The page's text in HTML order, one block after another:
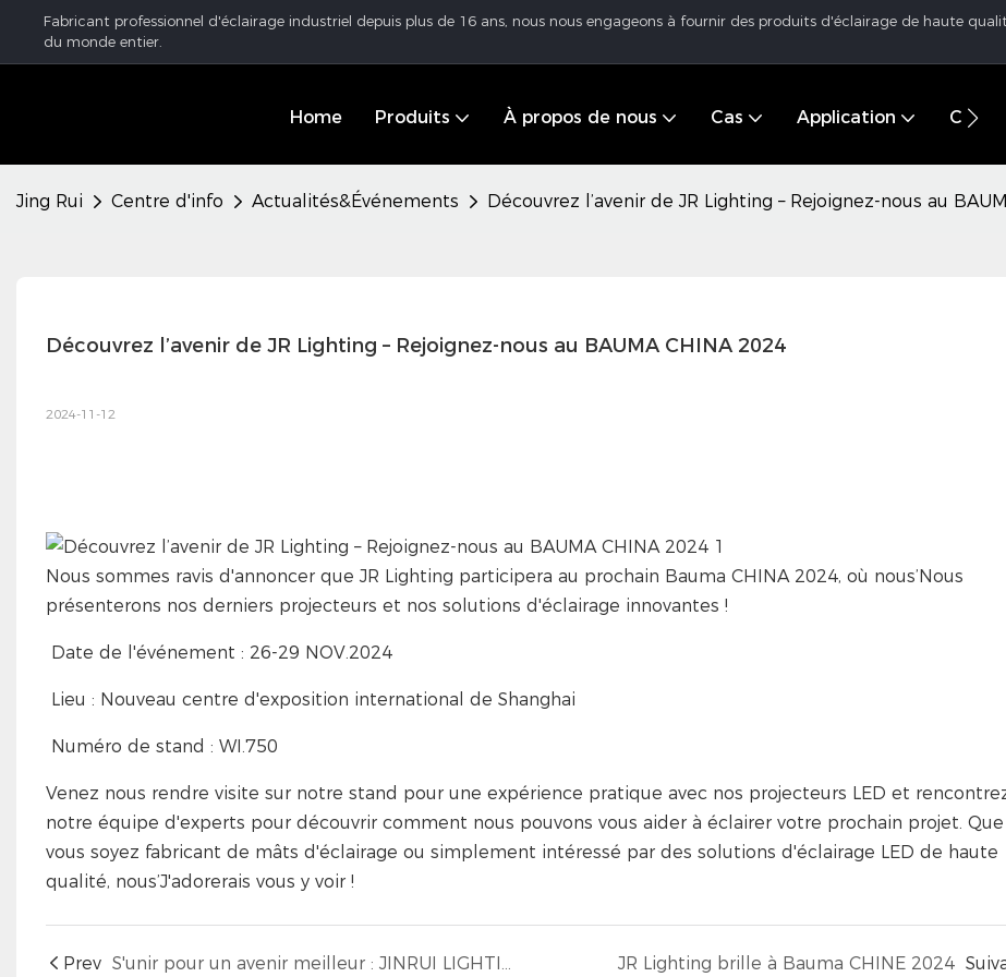
Fabricant professionnel d'éclairage industriel depuis plus de 16 ans, nous nous engageons à fournir des produits d'éclairage de haute
du monde entier.
Home Produits À propos de nous Cas Application
Jing Rui Centre d'info Actualités&Événements Découvrez l’avenir de JR Lighting – Rejoignez-nous au
Découvrez l’avenir de JR Lighting – Rejoignez-nous au BAUMA CHINA 2024
2024-11-12
Nous sommes ravis d'annoncer que JR Lighting participera au prochain Bauma CHINA 2024, où nous’Nous
présenterons nos derniers projecteurs et nos solutions d'éclairage innovantes !
Date de l'événement : 26-29 NOV.2024
Lieu : Nouveau centre d'exposition international de Shanghai
Numéro de stand : WI.750
Venez nous rendre visite sur notre stand pour une expérience pratique avec nos projecteurs LED et
notre équipe d'experts pour découvrir comment nous pouvons vous aider à éclairer votre prochain projet. Que
vous soyez fabricant de mâts d'éclairage ou simplement intéressé par des solutions d'éclairage LED de haute
qualité, nous’J'adorerais vous y voir !
Prev S'unir pour un avenir meilleur : JINRUI LIGHTING organise avec succès un événement de consolidation d'équipe à Suzhou JR Lighting brille à Bauma CHINE 2024